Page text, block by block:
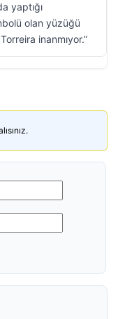
yaptığı
olan yüzüğü
inanmıyor.”